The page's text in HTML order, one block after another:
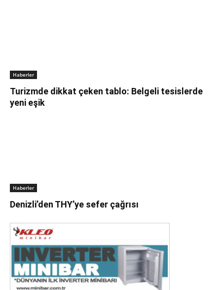
Haberler
Turizmde dikkat çeken tablo: Belgeli tesislerde
yeni eşik
Haberler
Denizli’den THY’ye sefer çağrısı